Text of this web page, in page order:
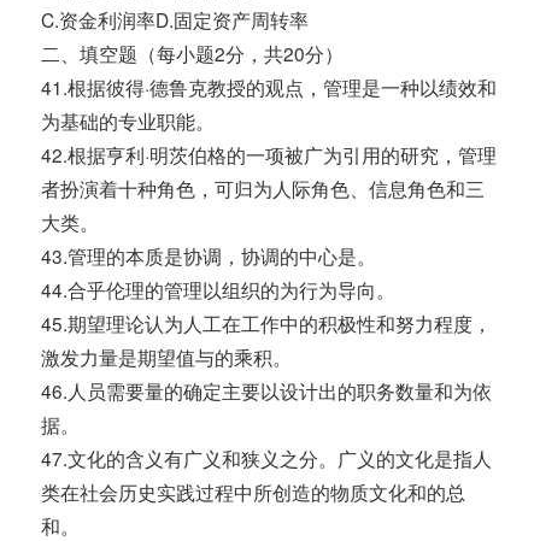
C.资金利润率D.固定资产周转率
二、填空题（每小题2分，共20分）
41.根据彼得·德鲁克教授的观点，管理是一种以绩效和
为基础的专业职能。
42.根据亨利·明茨伯格的一项被广为引用的研究，管理
者扮演着十种角色，可归为人际角色、信息角色和三
大类。
43.管理的本质是协调，协调的中心是。
44.合乎伦理的管理以组织的为行为导向。
45.期望理论认为人工在工作中的积极性和努力程度，
激发力量是期望值与的乘积。
46.人员需要量的确定主要以设计出的职务数量和为依
据。
47.文化的含义有广义和狭义之分。广义的文化是指人
类在社会历史实践过程中所创造的物质文化和的总
和。